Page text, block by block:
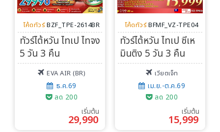
เรือเจ้าพระยา
บริการอื่นๆ
ติดต่อเรา
Search
โค้ดทัวร์ BZF_TPE-2614BR
ทัวร์ไต้หวัน ไทเป ไทจง
5 วัน 3 คืน
EVA AIR (BR)
ธ.ค.69
ลด 200
เริ่มต้น
29,990
โค้ดทัวร์ BFMF_VZ-TPE04
ทัวร์ไต้หวัน ไทเป ซีเห
มินติง 5 วัน 3 คืน
เวียตเจ็ท
เม.ย.-ต.ค.69
ลด 200
เริ่มต้น
15,999